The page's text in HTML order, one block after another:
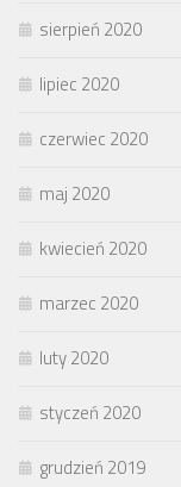
sierpień 2020
lipiec 2020
czerwiec 2020
maj 2020
kwiecień 2020
marzec 2020
luty 2020
styczeń 2020
grudzień 2019